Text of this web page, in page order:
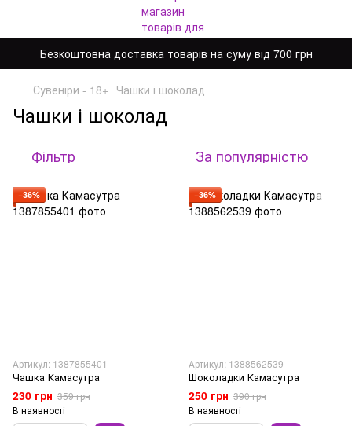
Безкоштовна доставка товарів на суму від 700 грн
Сувеніри - 18+ Чашки і шоколад
Чашки і шоколад
Фільтр За популярністю
−36%
Артикул: 1387855401
Чашка Камасутра
230 грн 359 грн
В наявності
−36%
Артикул: 1388562539
Шоколадки Камасутра
250 грн 390 грн
В наявності